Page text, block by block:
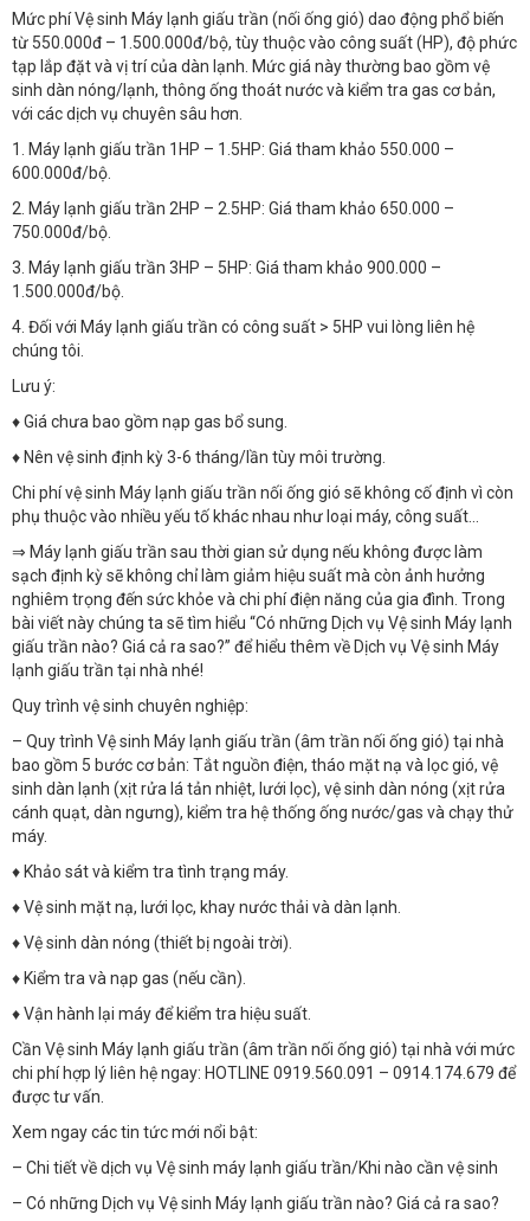
Mức phí Vệ sinh Máy lạnh giấu trần (nối ống gió) dao động phổ biến
từ 550.000đ – 1.500.000đ/bộ, tùy thuộc vào công suất (HP), độ phức
tạp lắp đặt và vị trí của dàn lạnh. Mức giá này thường bao gồm vệ
sinh dàn nóng/lạnh, thông ống thoát nước và kiểm tra gas cơ bản,
với các dịch vụ chuyên sâu hơn.
1. Máy lạnh giấu trần 1HP – 1.5HP: Giá tham khảo 550.000 –
600.000đ/bộ.
2. Máy lạnh giấu trần 2HP – 2.5HP: Giá tham khảo 650.000 –
750.000đ/bộ.
3. Máy lạnh giấu trần 3HP – 5HP: Giá tham khảo 900.000 –
1.500.000đ/bộ.
4. Đối với Máy lạnh giấu trần có công suất > 5HP vui lòng liên hệ
chúng tôi.
Lưu ý:
♦ Giá chưa bao gồm nạp gas bổ sung.
♦ Nên vệ sinh định kỳ 3-6 tháng/lần tùy môi trường.
Chi phí vệ sinh Máy lạnh giấu trần nối ống gió sẽ không cố định vì còn
phụ thuộc vào nhiều yếu tố khác nhau như loại máy, công suất…
⇒ Máy lạnh giấu trần sau thời gian sử dụng nếu không được làm
sạch định kỳ sẽ không chỉ làm giảm hiệu suất mà còn ảnh hưởng
nghiêm trọng đến sức khỏe và chi phí điện năng của gia đình. Trong
bài viết này chúng ta sẽ tìm hiểu “Có những Dịch vụ Vệ sinh Máy lạnh
giấu trần nào? Giá cả ra sao?” để hiểu thêm về Dịch vụ Vệ sinh Máy
lạnh giấu trần tại nhà nhé!
Quy trình vệ sinh chuyên nghiệp:
– Quy trình Vệ sinh Máy lạnh giấu trần (âm trần nối ống gió) tại nhà
bao gồm 5 bước cơ bản: Tắt nguồn điện, tháo mặt nạ và lọc gió, vệ
sinh dàn lạnh (xịt rửa lá tản nhiệt, lưới lọc), vệ sinh dàn nóng (xịt rửa
cánh quạt, dàn ngưng), kiểm tra hệ thống ống nước/gas và chạy thử
máy.
♦ Khảo sát và kiểm tra tình trạng máy.
♦ Vệ sinh mặt nạ, lưới lọc, khay nước thải và dàn lạnh.
♦ Vệ sinh dàn nóng (thiết bị ngoài trời).
♦ Kiểm tra và nạp gas (nếu cần).
♦ Vận hành lại máy để kiểm tra hiệu suất.
Cần Vệ sinh Máy lạnh giấu trần (âm trần nối ống gió) tại nhà với mức
chi phí hợp lý liên hệ ngay: HOTLINE 0919.560.091 – 0914.174.679 để
được tư vấn.
Xem ngay các tin tức mới nổi bật:
– Chi tiết về dịch vụ Vệ sinh máy lạnh giấu trần/Khi nào cần vệ sinh
– Có những Dịch vụ Vệ sinh Máy lạnh giấu trần nào? Giá cả ra sao?